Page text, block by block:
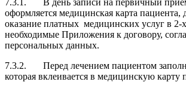
7.3.1. В день записи на первичный приём
оформляется медицинская карта пациента,
оказание платных медицинских услуг в 2-
необходимые Приложения к договору,
персональных данных.
7.3.2. Перед лечением пациентом
которая вклеивается в медицинскую карту